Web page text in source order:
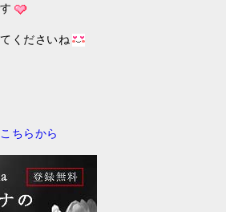
くださいね
ちらから